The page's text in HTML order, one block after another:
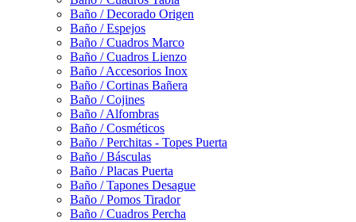
Baño / Decorado Origen
Baño / Espejos
Baño / Cuadros Marco
Baño / Cuadros Lienzo
Baño / Accesorios Inox
Baño / Cortinas Bañera
Baño / Cojines
Baño / Alfombras
Baño / Cosméticos
Baño / Perchitas - Topes Puerta
Baño / Básculas
Baño / Placas Puerta
Baño / Tapones Desague
Baño / Pomos Tirador
Baño / Cuadros Percha